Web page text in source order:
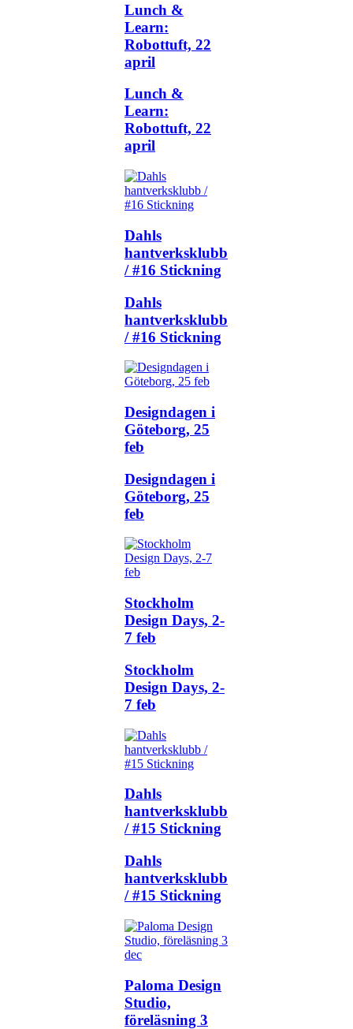
Lunch &
Learn:
Robottuft, 22
april
Lunch &
Learn:
Robottuft, 22
april
Dahls
hantverksklubb
/ #16 Stickning
Dahls
hantverksklubb
/ #16 Stickning
Designdagen i
Göteborg, 25
feb
Designdagen i
Göteborg, 25
feb
Stockholm
Design Days, 2-
7 feb
Stockholm
Design Days, 2-
7 feb
Dahls
hantverksklubb
/ #15 Stickning
Dahls
hantverksklubb
/ #15 Stickning
Paloma Design
Studio,
föreläsning 3